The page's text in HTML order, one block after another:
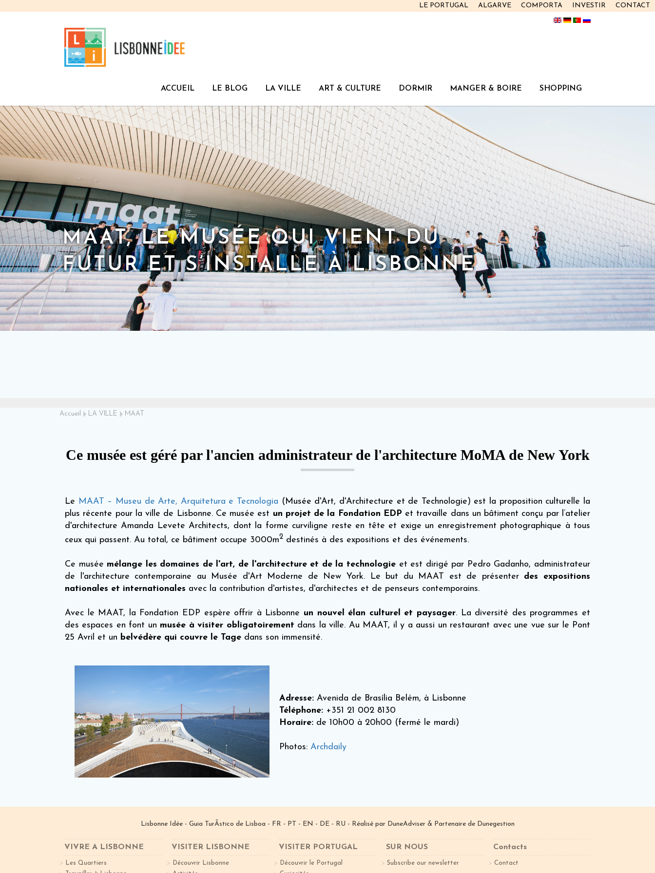
CONTACT
INVESTIR
COMPORTA
ALGARVE
LE PORTUGAL
ACCUEIL LE BLOG LA VILLE ART & CULTURE DORMIR MANGER & BOIRE SHOPPING
MAAT, LE MUSÉE QUI VIENT DU
FUTUR ET S’INSTALLE À LISBONNE
Accueil LA VILLE MAAT
Ce musée est géré par l'ancien administrateur de l'architecture MoMA de New York
Le MAAT – Museu de Arte, Arquitetura e Tecnologia (Musée d'Art, d'Architecture et de Technologie) est la proposition culturelle la
plus récente pour la ville de Lisbonne. Ce musée est un projet de la Fondation EDP et travaille dans un bâtiment conçu par l’atelier
d'architecture Amanda Levete Architects, dont la forme curviligne reste en tête et exige un enregistrement photographique à tous
ceux qui passent. Au total, ce bâtiment occupe 3000m2 destinés à des expositions et des événements.
Ce musée mélange les domaines de l'art, de l'architecture et de la technologieet est dirigé par Pedro Gadanho, administrateur
de l'architecture contemporaine au Musée d'Art Moderne de New York. Le but du MAAT est de présenter des expositions
nationales et internationales avec la contribution d'artistes, d'architectes et de penseurs contemporains.
Avec le MAAT, la Fondation EDP espère offrir à Lisbonne un nouvel élan culturel et paysager. La diversité des programmes et
des espaces en font un musée à visiter obligatoirement dans la ville. Au MAAT, il y a aussi un restaurant avec une vue sur le Pont
25 Avril et un belvédère qui couvre le Tage dans son immensité.
Adresse: Avenida de Brasília Belém, à Lisbonne
Téléphone: +351 21 002 8130
Horaire: de 10h00 à 20h00 (fermé le mardi)
Photos: Archdaily
Lisbonne Idée - Guia TurÃ­stico de Lisboa - FR - PT - EN - DE- RU - Réalisé par DuneAdviser & Partenaire de Dunegestion
VIVRE A LISBONNE
Les Quartiers
VISITER LISBONNE
Découvrir Lisbonne
VISITER PORTUGAL
Découvrir le Portugal
SUR NOUS
Subscribe our newsletter
Contacts
Contact